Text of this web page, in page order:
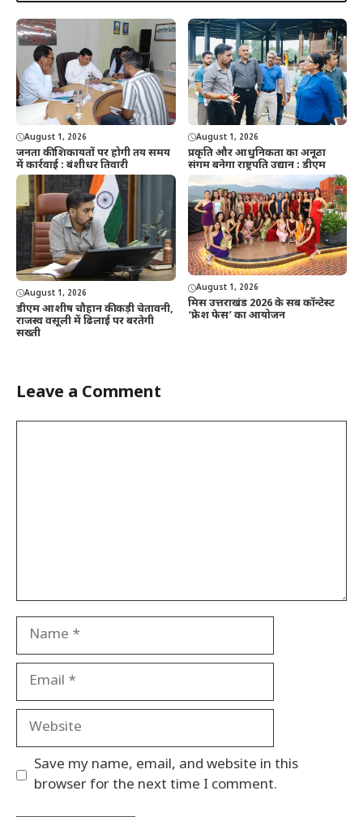
August 1, 2026
जनता की शिकायतों पर होगी तय समय
में कार्रवाई : बंशीधर तिवारी
August 1, 2026
प्रकृति और आधुनिकता का अनूठा
संगम बनेगा राष्ट्रपति उद्यान : डीएम
August 1, 2026
डीएम आशीष चौहान की कड़ी चेतावनी,
राजस्व वसूली में ढिलाई पर बरतेगी
सख्ती
August 1, 2026
मिस उत्तराखंड 2026 के सब कॉन्टेस्ट
‘फ्रेश फेस’ का आयोजन
Leave a Comment
Name
Email
Website
Save my name, email, and website in this
browser for the next time I comment.